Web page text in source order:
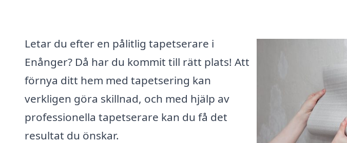
Letar du efter en pålitlig tapetserare i
Enånger? Då har du kommit till rätt plats! Att
förnya ditt hem med tapetsering kan
verkligen göra skillnad, och med hjälp av
professionella tapetserare kan du få det
resultat du önskar.